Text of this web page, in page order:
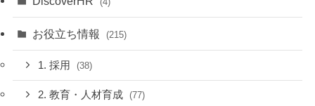
お役立ち情報 (215)
1. 採用 (38)
2. 教育・人材育成 (77)